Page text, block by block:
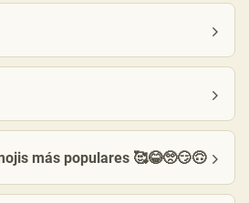
más populares 🥰😂🥺😏🙃